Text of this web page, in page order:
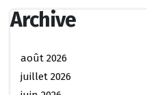
Archive
août 2026
juillet 2026